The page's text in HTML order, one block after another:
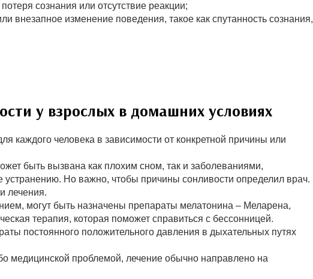
сознания или отсутствие реакции;
внезапное изменение поведения, такое как спутанность сознания,
у взрослых в домашних условиях
каждого человека в зависимости от конкретной причины или
быть вызвана как плохим сном, так и заболеваниями,
устранению. Но важно, чтобы причины сонливости определил врач.
лечения.
могут быть назначены препараты мелатонина – Меларена,
терапия, которая поможет справиться с бессонницей.
постоянного положительного давления в дыхательных путях
медицинской проблемой, лечение обычно направлено на